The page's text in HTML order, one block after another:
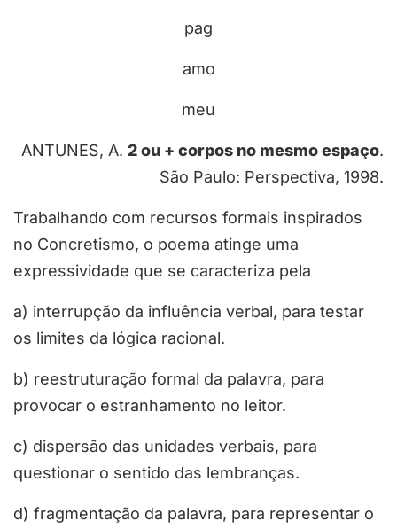
pag
amo
meu
ANTUNES, A. 2 ou + corpos no mesmo espaço.
São Paulo: Perspectiva, 1998.
Trabalhando com recursos formais inspirados
no Concretismo, o poema atinge uma
expressividade que se caracteriza pela
a) interrupção da influência verbal, para testar
os limites da lógica racional.
b) reestruturação formal da palavra, para
provocar o estranhamento no leitor.
c) dispersão das unidades verbais, para
questionar o sentido das lembranças.
d) fragmentação da palavra, para representar o